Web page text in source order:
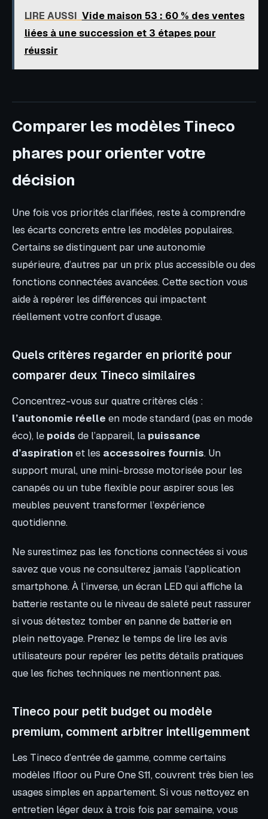
LIRE AUSSI Vide maison 53 : 60 % des ventes
liées à une succession et 3 étapes pour
réussir
Comparer les modèles Tineco
phares pour orienter votre
décision
Une fois vos priorités clarifiées, reste à comprendre
les écarts concrets entre les modèles populaires.
Certains se distinguent par une autonomie
supérieure, d’autres par un prix plus accessible ou des
fonctions connectées avancées. Cette section vous
aide à repérer les différences qui impactent
réellement votre confort d’usage.
Quels critères regarder en priorité pour
comparer deux Tineco similaires
Concentrez-vous sur quatre critères clés :
l’autonomie réelle en mode standard (pas en mode
éco), le poids de l’appareil, la puissance
d’aspiration et les accessoires fournis. Un
support mural, une mini-brosse motorisée pour les
canapés ou un tube flexible pour aspirer sous les
meubles peuvent transformer l’expérience
quotidienne.
Ne surestimez pas les fonctions connectées si vous
savez que vous ne consulterez jamais l’application
smartphone. À l’inverse, un écran LED qui affiche la
batterie restante ou le niveau de saleté peut rassurer
si vous détestez tomber en panne de batterie en
plein nettoyage. Prenez le temps de lire les avis
utilisateurs pour repérer les petits détails pratiques
que les fiches techniques ne mentionnent pas.
Tineco pour petit budget ou modèle
premium, comment arbitrer intelligemment
Les Tineco d’entrée de gamme, comme certains
modèles Ifloor ou Pure One S11, couvrent très bien les
usages simples en appartement. Si vous nettoyez en
entretien léger deux à trois fois par semaine, vous